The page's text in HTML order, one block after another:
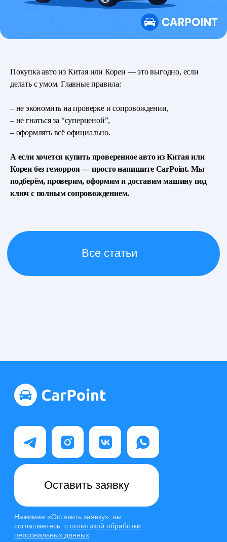
Покупка авто из Китая или Кореи — это выгодно, если
делать с умом. Главные правила:
– не экономить на проверке и сопровождении,
– не гнаться за “суперценой”,
– оформлять всё официально.
А если хочется купить проверенное авто из Китая или
Кореи без геморроя — просто напишите CarPoint. Мы
подберём, проверим, оформим и доставим машину под
ключ с полным сопровождением.